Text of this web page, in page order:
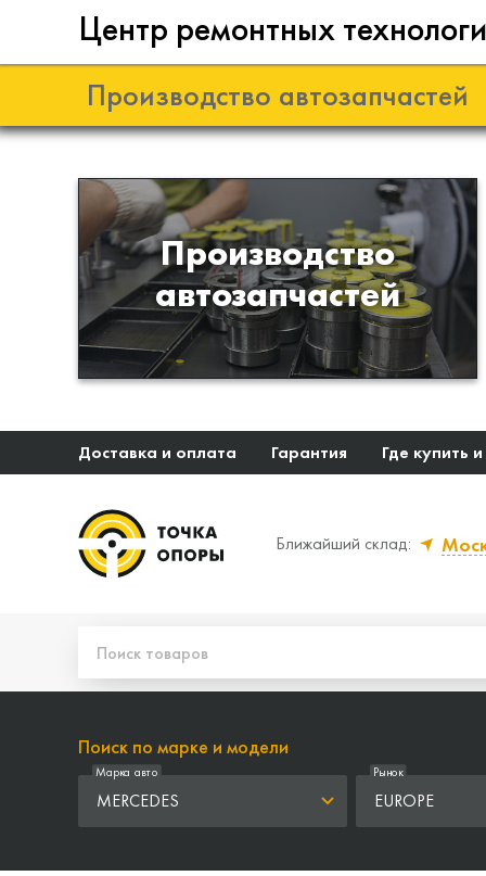
Центр ремонтных
Производство автозапчастей
Производство
автозапчастей
Разработка и
производство деталей из
эластомеров для подвески
автомобиля
Доставка и оплата Гарантия Где купить
Ближайший склад:
Поиск по марке и модели
MERCEDES
Марка авто
EUROPE
Рынок